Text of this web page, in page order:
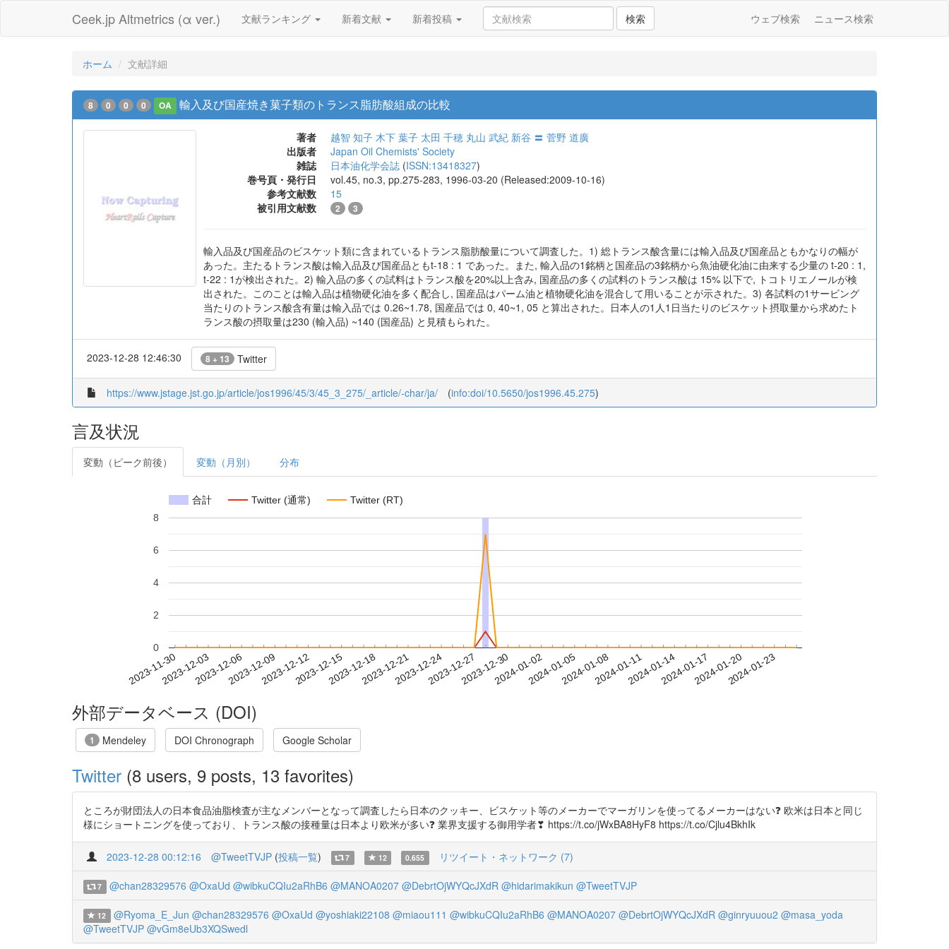
Ceek.jp Altmetrics (α ver.) 文献ランキング 新着文献 新着投稿 検索 ウェブ検索 ニュース検索
ホーム 文献詳細
8 0 0 0 OA 輸入及び国産焼き菓子類のトランス脂肪酸組成の比較
著者 越智 知子 木下 葉子 太田 千穂 丸山 武紀 新谷 〓 菅野 道廣
出版者
Japan Oil Chemists' Society
雑誌
日本油化学会誌 (ISSN:13418327)
巻号頁・発行日
vol.45, no.3, pp.275-283, 1996-03-20 (Released:2009-10-16)
参考文献数
15
被引用文献数
2 3
輸入品及び国産品のビスケット類に含まれているトランス脂肪酸量について調査した。1) 総トランス酸含量には輸入品及び国産品ともかなりの幅が
あった。主たるトランス酸は輸入品及び国産品ともt-18 : 1 であった。また, 輸入品の1銘柄と国産品の3銘柄から魚油硬化油に由来する少量の t-20 : 1,
t-22 : 1が検出された。2) 輸入品の多くの試料はトランス酸を20%以上含み, 国産品の多くの試料のトランス酸は 15% 以下で, トコトリエノールが検
出された。このことは輸入品は植物硬化油を多く配合し, 国産品はパーム油と植物硬化油を混合して用いることが示された。3) 各試料の1サービング
当たりのトランス酸含有量は輸入品では 0.26~1.78, 国産品では 0, 40~1, 05 と算出された。日本人の1人1日当たりのビスケット摂取量から求めたト
ランス酸の摂取量は230 (輸入品) ~140 (国産品) と見積もられた。
2023-12-28 12:46:30 8 + 13 Twitter
https://www.jstage.jst.go.jp/article/jos1996/45/3/45_3_275/_article/-char/ja/ (info:doi/10.5650/jos1996.45.275)
言及状況
変動（ピーク前後） 変動（月別） 分布
合計 Twitter (通常) Twitter (RT)
2023-11-302023-12-032023-12-062023-12-092023-12-122023-12-152023-12-182023-12-212023-12-242023-12-272023-12-302024-01-022024-01-052024-01-082024-01-112024-01-142024-01-172024-01-202024-01-23
0
2
4
6
8
外部データベース (DOI)
1 Mendeley DOI Chronograph Google Scholar
Twitter (8 users, 9 posts, 13 favorites)
ところが財団法人の日本食品油脂検査が主なメンバーとなって調査したら日本のクッキー、ビスケット等のメーカーでマーガリンを使ってるメーカーはない❓ 欧米は日本と同じ
様にショートニングを使っており、トランス酸の接種量は日本より欧米が多い❓ 業界支援する御用学者❣ https://t.co/jWxBA8HyF8 https://t.co/Cjlu4BkhIk
2023-12-28 00:12:16 @TweetTVJP (投稿一覧) 7 12 0.655 リツイート・ネットワーク (7)
7 @chan28329576 @OxaUd @wibkuCQIu2aRhB6 @MANOA0207 @DebrtOjWYQcJXdR @hidarimakikun @TweetTVJP
12 @Ryoma_E_Jun @chan28329576 @OxaUd @yoshiaki22108 @miaou111 @wibkuCQIu2aRhB6 @MANOA0207 @DebrtOjWYQcJXdR @ginryuuou2 @masa_yoda
@TweetTVJP @vGm8eUb3XQSwedl